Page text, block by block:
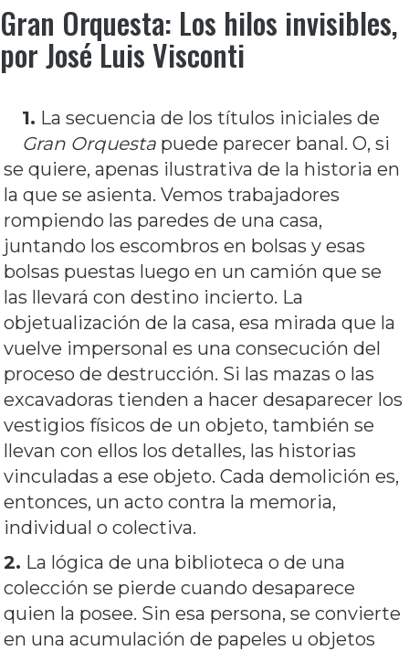
Gran Orquesta: Los hilos invisibles,
por José Luis Visconti
1. La secuencia de los títulos iniciales de
Gran Orquesta puede parecer banal. O, si
se quiere, apenas ilustrativa de la historia en
la que se asienta. Vemos trabajadores
rompiendo las paredes de una casa,
juntando los escombros en bolsas y esas
bolsas puestas luego en un camión que se
las llevará con destino incierto. La
objetualización de la casa, esa mirada que la
vuelve impersonal es una consecución del
proceso de destrucción. Si las mazas o las
excavadoras tienden a hacer desaparecer los
vestigios físicos de un objeto, también se
llevan con ellos los detalles, las historias
vinculadas a ese objeto. Cada demolición es,
entonces, un acto contra la memoria,
individual o colectiva.
2. La lógica de una biblioteca o de una
colección se pierde cuando desaparece
quien la posee. Sin esa persona, se convierte
en una acumulación de papeles u objetos